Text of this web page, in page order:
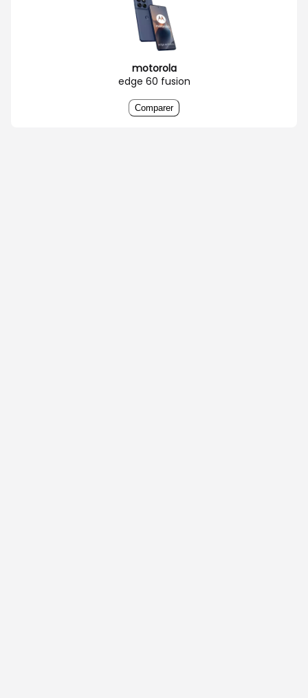
motorola
edge 60 fusion
Comparer